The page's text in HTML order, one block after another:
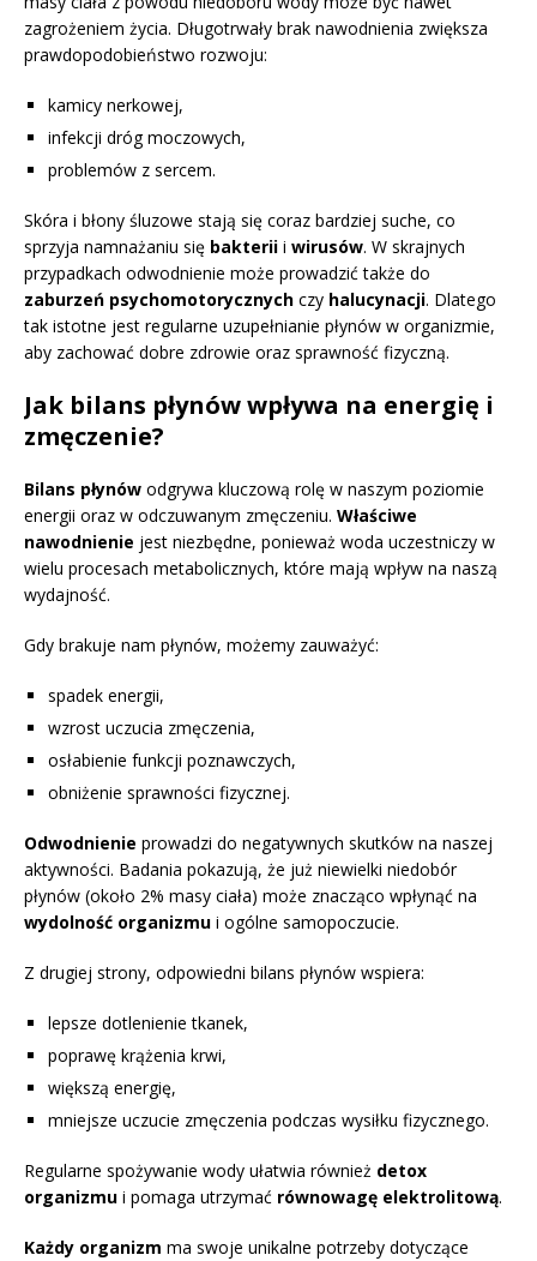
zagrożeniem życia. Długotrwały brak nawodnienia zwiększa
prawdopodobieństwo rozwoju:
kamicy nerkowej,
infekcji dróg moczowych,
problemów z sercem.
Skóra i błony śluzowe stają się coraz bardziej suche, co
sprzyja namnażaniu się bakterii i wirusów. W skrajnych
przypadkach odwodnienie może prowadzić także do
zaburzeń psychomotorycznych czy halucynacji. Dlatego
tak istotne jest regularne uzupełnianie płynów w organizmie,
aby zachować dobre zdrowie oraz sprawność fizyczną.
Jak bilans płynów wpływa na energię i
zmęczenie?
Bilans płynów odgrywa kluczową rolę w naszym poziomie
energii oraz w odczuwanym zmęczeniu. Właściwe
nawodnienie jest niezbędne, ponieważ woda uczestniczy w
wielu procesach metabolicznych, które mają wpływ na naszą
wydajność.
Gdy brakuje nam płynów, możemy zauważyć:
spadek energii,
wzrost uczucia zmęczenia,
osłabienie funkcji poznawczych,
obniżenie sprawności fizycznej.
Odwodnienie prowadzi do negatywnych skutków na naszej
aktywności. Badania pokazują, że już niewielki niedobór
płynów (około 2% masy ciała) może znacząco wpłynąć na
wydolność organizmu i ogólne samopoczucie.
Z drugiej strony, odpowiedni bilans płynów wspiera:
lepsze dotlenienie tkanek,
poprawę krążenia krwi,
większą energię,
mniejsze uczucie zmęczenia podczas wysiłku fizycznego.
Regularne spożywanie wody ułatwia również detox
organizmu i pomaga utrzymać równowagę elektrolitową.
Każdy organizm ma swoje unikalne potrzeby dotyczące